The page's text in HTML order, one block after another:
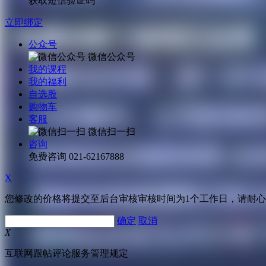
立即绑定
公众号
微信公众号
我的课程
我的福利
自选股
购物车
客服
微信扫一扫
咨询
免费咨询 021-62167888
X
您修改的价格将提交至后台审核审核时间为1个工作日，请耐
确定 取消
X
互联网跟帖评论服务管理规定